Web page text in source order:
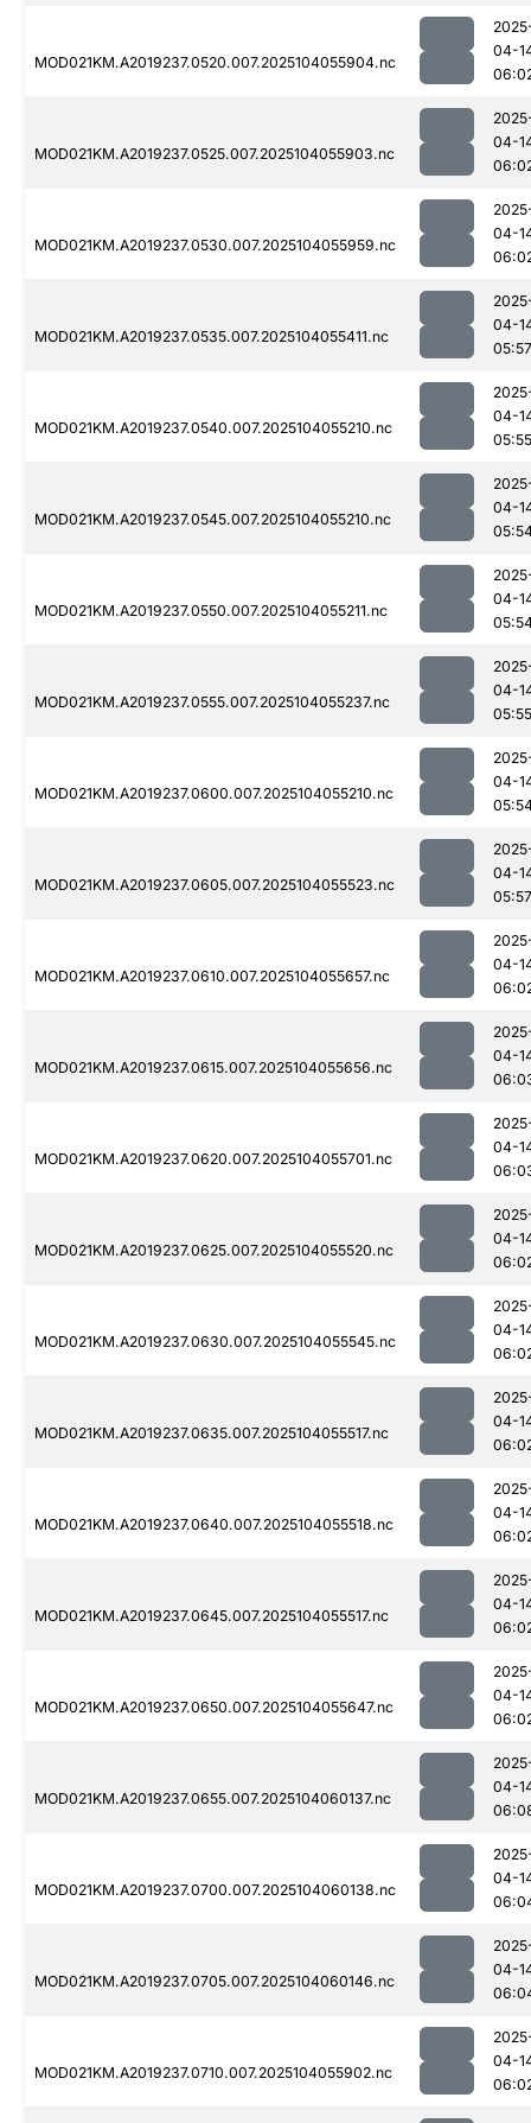
MOD021KM.A2019237.0520.007.2025104055904.nc
04-
MOD021KM.A2019237.0525.007.2025104055903.nc
04-
MOD021KM.A2019237.0530.007.2025104055959.nc
04-
MOD021KM.A2019237.0535.007.2025104055411.nc
04-
05:57
MOD021KM.A2019237.0540.007.2025104055210.nc
04-
05:55
MOD021KM.A2019237.0545.007.2025104055210.nc
04-
MOD021KM.A2019237.0550.007.2025104055211.nc
04-
MOD021KM.A2019237.0555.007.2025104055237.nc
04-
05:55
MOD021KM.A2019237.0600.007.2025104055210.nc
04-
MOD021KM.A2019237.0605.007.2025104055523.nc
04-
05:57
MOD021KM.A2019237.0610.007.2025104055657.nc
04-
MOD021KM.A2019237.0615.007.2025104055656.nc
04-
MOD021KM.A2019237.0620.007.2025104055701.nc
04-
MOD021KM.A2019237.0625.007.2025104055520.nc
04-
MOD021KM.A2019237.0630.007.2025104055545.nc
04-
MOD021KM.A2019237.0635.007.2025104055517.nc
04-
MOD021KM.A2019237.0640.007.2025104055518.nc
04-
MOD021KM.A2019237.0645.007.2025104055517.nc
04-
MOD021KM.A2019237.0650.007.2025104055647.nc
04-
MOD021KM.A2019237.0655.007.2025104060137.nc
04-
MOD021KM.A2019237.0700.007.2025104060138.nc
04-
MOD021KM.A2019237.0705.007.2025104060146.nc
04-
MOD021KM.A2019237.0710.007.2025104055902.nc
04-